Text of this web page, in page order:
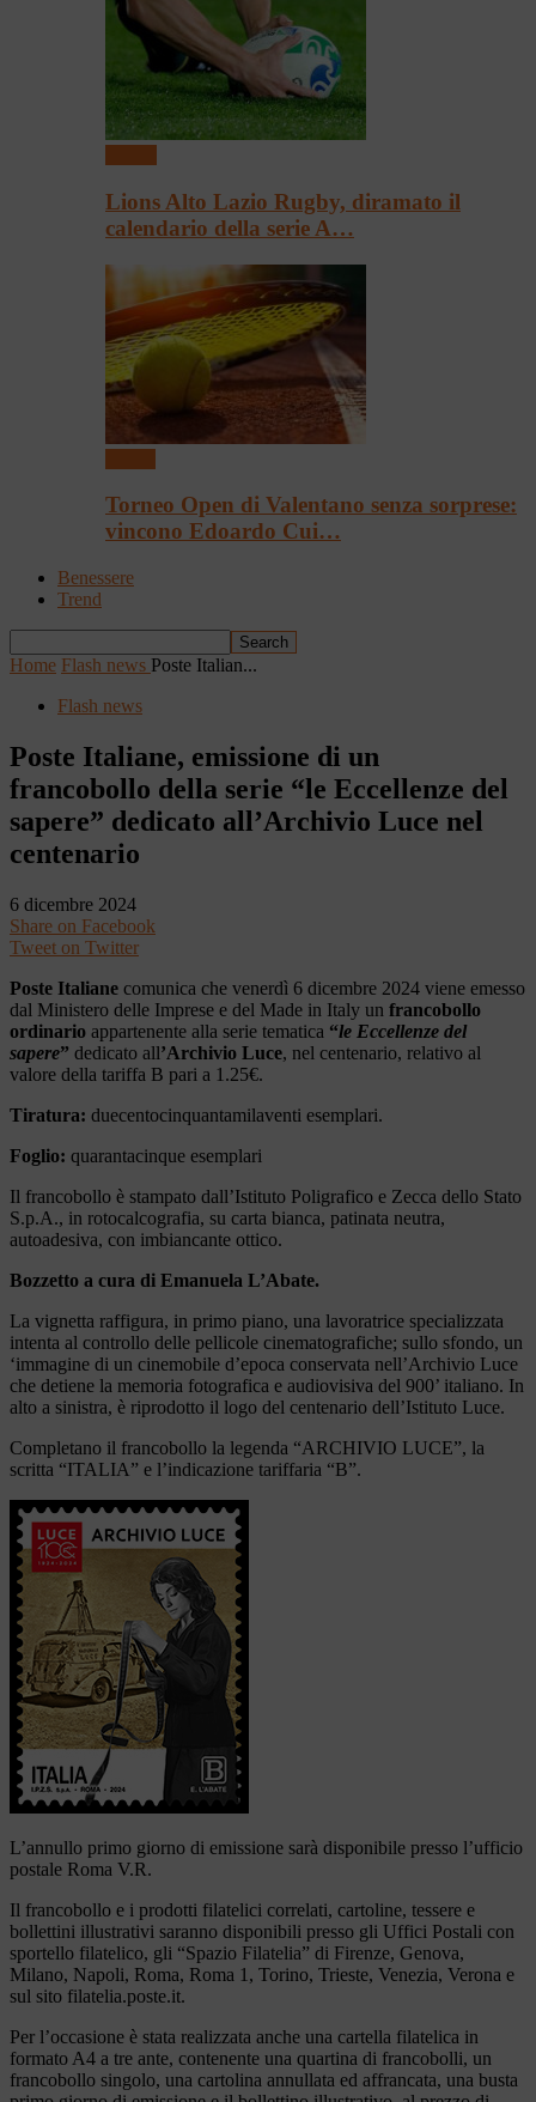
Lions Alto Lazio Rugby, diramato il
calendario della serie A…
Torneo Open di Valentano senza sorprese:
vincono Edoardo Cui…
Benessere
Trend
Home Flash news Poste Italian...
Flash news
Poste Italiane, emissione di un
francobollo della serie “le Eccellenze del
sapere” dedicato all’Archivio Luce nel
centenario
6 dicembre 2024
Share on Facebook
Tweet on Twitter
Poste Italiane comunica che venerdì 6 dicembre 2024 viene emesso
dal Ministero delle Imprese e del Made in Italy un francobollo
ordinario appartenente alla serie tematica “le Eccellenze del
sapere” dedicato all’Archivio Luce, nel centenario, relativo al
valore della tariffa B pari a 1.25€.
Tiratura: duecentocinquantamilaventi esemplari.
Foglio: quarantacinque esemplari
Il francobollo è stampato dall’Istituto Poligrafico e Zecca dello Stato
S.p.A., in rotocalcografia, su carta bianca, patinata neutra,
autoadesiva, con imbiancante ottico.
Bozzetto a cura di Emanuela L’Abate.
La vignetta raffigura, in primo piano, una lavoratrice specializzata
intenta al controllo delle pellicole cinematografiche; sullo sfondo, un
‘immagine di un cinemobile d’epoca conservata nell’Archivio Luce
che detiene la memoria fotografica e audiovisiva del 900’ italiano. In
alto a sinistra, è riprodotto il logo del centenario dell’Istituto Luce.
Completano il francobollo la legenda “ARCHIVIO LUCE”, la
scritta “ITALIA” e l’indicazione tariffaria “B”.
L’annullo primo giorno di emissione sarà disponibile presso l’ufficio
postale Roma V.R.
Il francobollo e i prodotti filatelici correlati, cartoline, tessere e
bollettini illustrativi saranno disponibili presso gli Uffici Postali con
sportello filatelico, gli “Spazio Filatelia” di Firenze, Genova,
Milano, Napoli, Roma, Roma 1, Torino, Trieste, Venezia, Verona e
sul sito filatelia.poste.it.
Per l’occasione è stata realizzata anche una cartella filatelica in
formato A4 a tre ante, contenente una quartina di francobolli, un
francobollo singolo, una cartolina annullata ed affrancata, una busta